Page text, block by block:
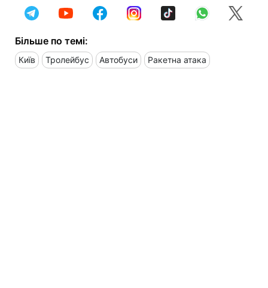
Більше по темі:
Київ Тролейбус Автобуси Ракетна атака